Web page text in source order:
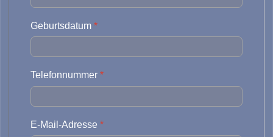
Geburtsdatum *
Telefonnummer *
E-Mail-Adresse *